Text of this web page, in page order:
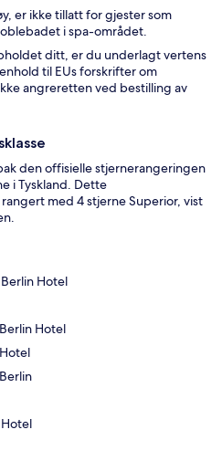
er ikke tillatt for gjester som
i spa-området.
ditt, er du underlagt vertens
til EUs forskrifter om
angreretten ved bestilling av
den offisielle stjernerangeringen
i Tyskland. Dette
med 4 stjerne Superior, vist
Hotel
Hotel